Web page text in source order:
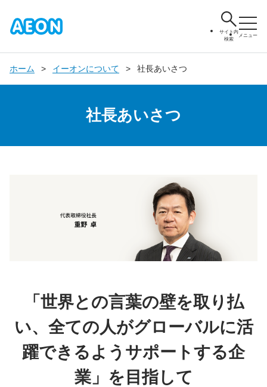
サイト内
検索
メニュー
ホーム イーオンについて 社長あいさつ
社長あいさつ
「世界との言葉の壁を取り払
い、全ての人がグローバルに活
躍できるようサポートする企
業」を目指して